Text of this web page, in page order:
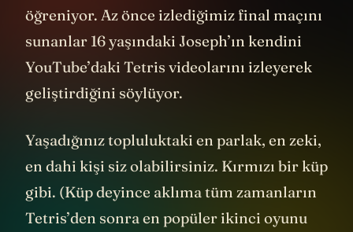
öğreniyor. Az önce izlediğimiz final maçını
sunanlar 16 yaşındaki Joseph’ın kendini
YouTube’daki Tetris videolarını izleyerek
geliştirdiğini söylüyor.
Yaşadığınız topluluktaki en parlak, en zeki,
en dahi kişi siz olabilirsiniz. Kırmızı bir küp
gibi. (Küp deyince aklıma tüm zamanların
Tetris’den sonra en popüler ikinci oyunu